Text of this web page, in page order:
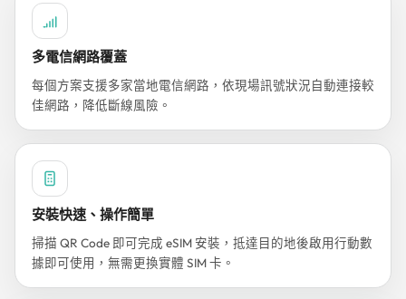
多電信網路覆蓋
每個方案支援多家當地電信網路，依現場訊號狀況自動連接較
佳網路，降低斷線風險。
安裝快速、操作簡單
掃描 QR Code 即可完成 eSIM 安裝，抵達目的地後啟用行動數
據即可使用，無需更換實體 SIM 卡。